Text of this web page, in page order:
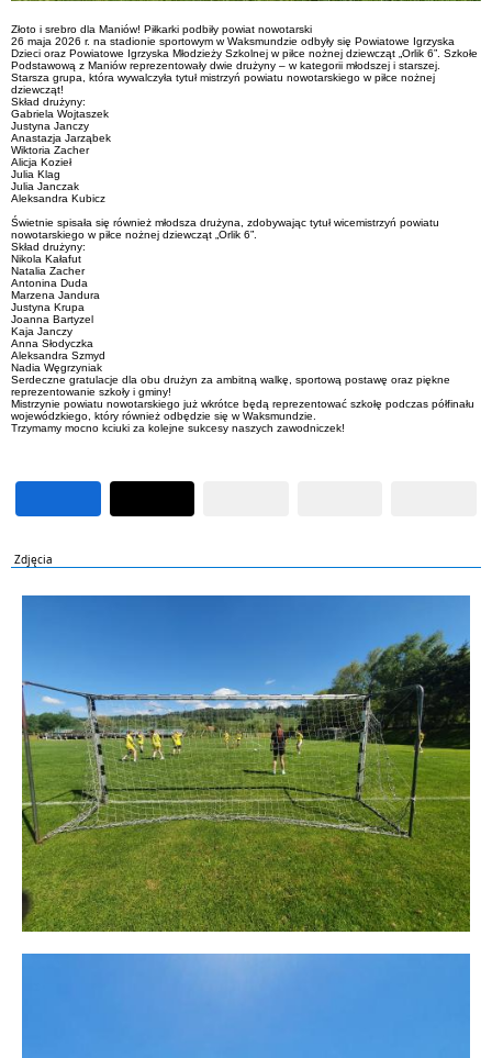
Złoto i srebro dla Maniów! Piłkarki podbiły powiat nowotarski
26 maja 2026 r. na stadionie sportowym w Waksmundzie odbyły się Powiatowe Igrzyska
Dzieci oraz Powiatowe Igrzyska Młodzieży Szkolnej w piłce nożnej dziewcząt „Orlik 6”. Szkołe
Podstawową z Maniów reprezentowały dwie drużyny – w kategorii młodszej i starszej.
Starsza grupa, która wywalczyła tytuł mistrzyń powiatu nowotarskiego w piłce nożnej
dziewcząt!
Skład drużyny:
Gabriela Wojtaszek
Justyna Janczy
Anastazja Jarząbek
Wiktoria Zacher
Alicja Kozieł
Julia Klag
Julia Janczak
Aleksandra Kubicz
Świetnie spisała się również młodsza drużyna, zdobywając tytuł wicemistrzyń powiatu
nowotarskiego w piłce nożnej dziewcząt „Orlik 6”.
Skład drużyny:
Nikola Kałafut
Natalia Zacher
Antonina Duda
Marzena Jandura
Justyna Krupa
Joanna Bartyzel
Kaja Janczy
Anna Słodyczka
Aleksandra Szmyd
Nadia Węgrzyniak
Serdeczne gratulacje dla obu drużyn za ambitną walkę, sportową postawę oraz piękne
reprezentowanie szkoły i gminy!
Mistrzynie powiatu nowotarskiego już wkrótce będą reprezentować szkołę podczas półfinału
wojewódzkiego, który również odbędzie się w Waksmundzie.
Trzymamy mocno kciuki za kolejne sukcesy naszych zawodniczek!
Zdjęcia